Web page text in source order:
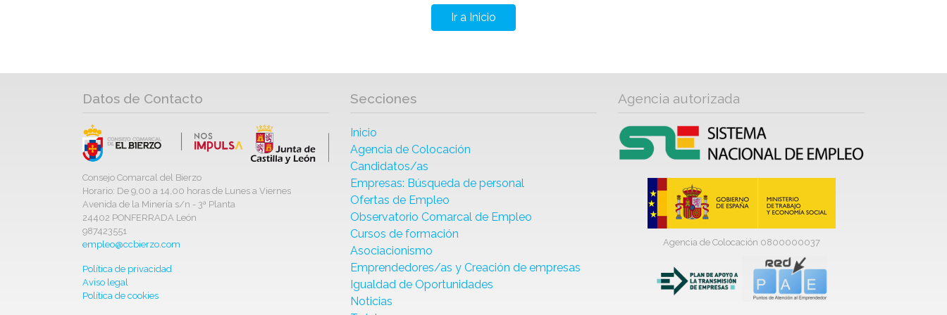
Ir a Inicio
Datos de Contacto
Consejo Comarcal del Bierzo
Horario: De 9,00 a 14,00 horas de Lunes a Viernes
Avenida de la Minería s/n - 3ª Planta
24402 PONFERRADA León
987423551
empleo@ccbierzo.com
Política de privacidad
Aviso legal
Política de cookies
Secciones
Inicio
Agencia de Colocación
Candidatos/as
Empresas: Búsqueda de personal
Ofertas de Empleo
Observatorio Comarcal de Empleo
Cursos de formación
Asociacionismo
Emprendedores/as y Creación de empresas
Igualdad de Oportunidades
Noticias
Agencia autorizada
Agencia de Colocación 0800000037